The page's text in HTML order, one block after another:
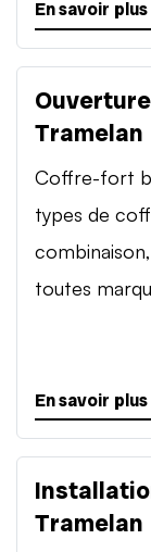
En savoir
Tramelan
Coffre-fort
types de
toutes
En savoir
Tramelan